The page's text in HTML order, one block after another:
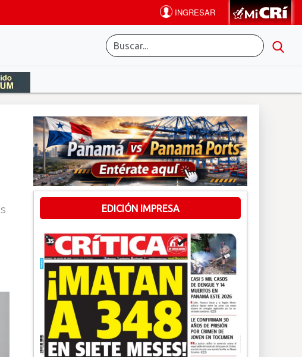
EDICIÓN IMPRESA